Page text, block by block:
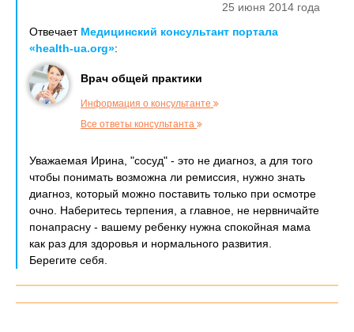
25 июня 2014 года
Отвечает Медицинский консультант портала
«health-ua.org»:
Врач общей практики
Информация о консультанте
Все ответы консультанта
Уважаемая Ирина, "сосуд" - это не диагноз, а для того
чтобы понимать возможна ли ремиссия, нужно знать
диагноз, который можно поставить только при осмотре
очно. Наберитесь терпения, а главное, не нервничайте
понапрасну - вашему ребенку нужна спокойная мама
как раз для здоровья и нормального развития.
Берегите себя.